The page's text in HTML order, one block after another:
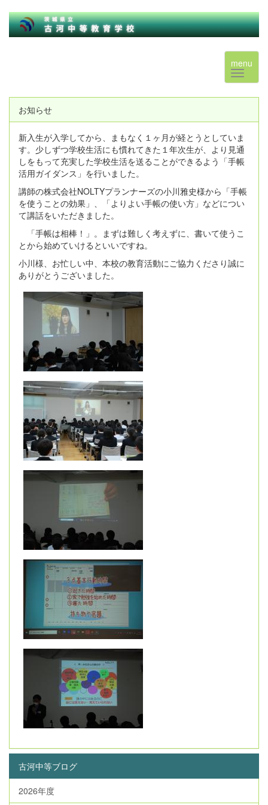
menu
お知らせ
新入生が入学してから、まもなく１ヶ月が経とうとしていま
す。少しずつ学校生活にも慣れてきた１年次生が、より見通
しをもって充実した学校生活を送ることができるよう「手帳
活用ガイダンス」を行いました。
講師の株式会社NOLTYプランナーズの小川雅史様から「手帳
を使うことの効果」、「よりよい手帳の使い方」などについ
て講話をいただきました。
「手帳は相棒！」。まずは難しく考えずに、書いて使うこ
とから始めていけるといいですね。
小川様、お忙しい中、本校の教育活動にご協力くださり誠に
ありがとうございました。
古河中等ブログ
2026年度